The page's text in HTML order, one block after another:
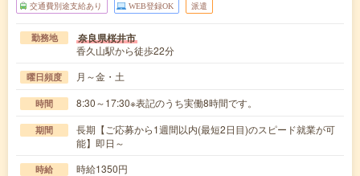
交通費別途支給あり WEB登録OK 派遣
勤務地 奈良県桜井市
香久山駅から徒歩22分
曜日頻度 月～金・土
時間 8:30～17:30※表記のうち実働8時間です。
期間
長期【ご応募から1週間以内(最短2日目)のスピード就業が可
能】即日～
時給 時給1350円